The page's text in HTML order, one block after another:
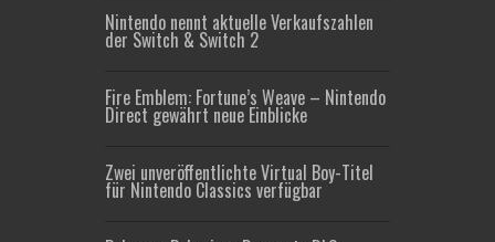
Nintendo nennt aktuelle Verkaufszahlen
der Switch & Switch 2
Fire Emblem: Fortune’s Weave – Nintendo
Direct gewährt neue Einblicke
Zwei unveröffentlichte Virtual Boy-Titel
für Nintendo Classics verfügbar